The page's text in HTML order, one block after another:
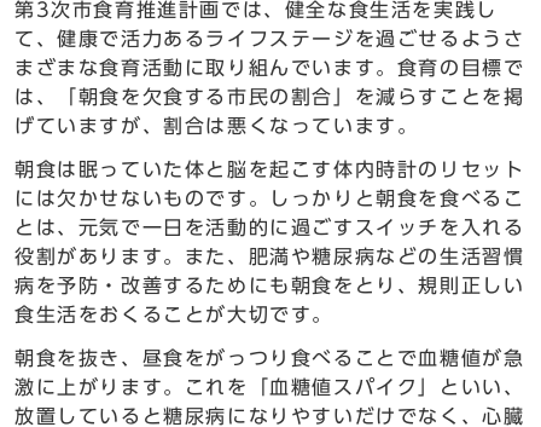
第3次市食育推進計画では、健全な食生活を実践し
て、健康で活力あるライフステージを過ごせるようさ
まざまな食育活動に取り組んでいます。食育の目標で
は、「朝食を欠食する市民の割合」を減らすことを掲
げていますが、割合は悪くなっています。
朝食は眠っていた体と脳を起こす体内時計のリセット
には欠かせないものです。しっかりと朝食を食べるこ
とは、元気で一日を活動的に過ごすスイッチを入れる
役割があります。また、肥満や糖尿病などの生活習慣
病を予防・改善するためにも朝食をとり、規則正しい
食生活をおくることが大切です。
朝食を抜き、昼食をがっつり食べることで血糖値が急
激に上がります。これを「血糖値スパイク」といい、
放置していると糖尿病になりやすいだけでなく、心臓